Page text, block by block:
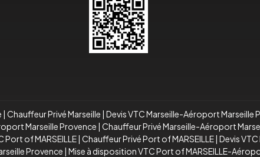
| Chauffeur Privé Marseille | Devis VTC Marseille-Aéroport Marseille
Marseille Provence | Chauffeur Privé Marseille-Aéroport
Port of MARSEILLE| Chauffeur Privé Port of MARSEILLE| Devis
Provence | Mise à disposition VTC Port of MARSEILLE-